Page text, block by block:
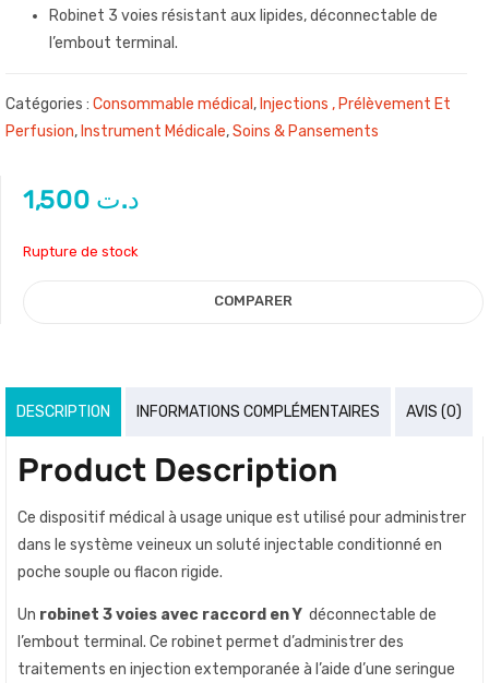
Robinet 3 voies résistant aux lipides, déconnectable de
l’embout terminal.
Catégories : Consommable médical , Injections , Prélèvement Et
Perfusion, Instrument Médicale,Soins & Pansements
د.ت
Rupture de stock
COMPARER
DESCRIPTION INFORMATIONS COMPLÉMENTAIRES AVIS (0)
Product Description
Ce dispositif médical à usage unique est utilisé pour administrer
dans le système veineux un soluté injectable conditionné en
poche souple ou flacon rigide.
Un robinet 3 voies avec raccord en Y déconnectable de
l’embout terminal. Ce robinet permet d’administrer des
traitements en injection extemporanée à l’aide d’une seringue